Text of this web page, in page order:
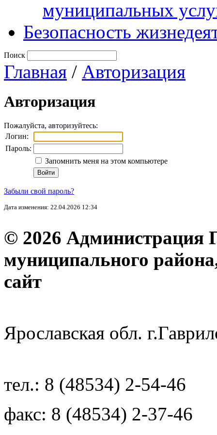
муниципальных
Безопасность
Поиск
Главная / Авторизация
Авторизация
Пожалуйста, авторизуйтесь:
Логин:
Пароль:
Запомнить меня на этом компьютере
Забыли свой пароль?
Дата изменения: 22.04.2026 12:34
© 2026 Администрация
муниципального
Ярославская обл.
тел.: 8 (48534) 2-54-46
факс: 8 (48534) 2-37-46